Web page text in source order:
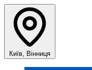
Київ, Вінниця